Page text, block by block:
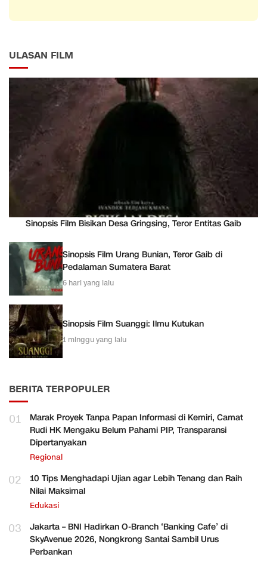
ULASAN FILM
Sinopsis Film Bisikan Desa Gringsing, Teror Entitas Gaib
Sinopsis Film Urang Bunian, Teror Gaib di
Pedalaman Sumatera Barat
6 hari yang lalu
Sinopsis Film Suanggi: Ilmu Kutukan
1 minggu yang lalu
BERITA TERPOPULER
01
Marak Proyek Tanpa Papan Informasi di Kemiri, Camat
Rudi HK Mengaku Belum Pahami PIP, Transparansi
Dipertanyakan
Regional
02
10 Tips Menghadapi Ujian agar Lebih Tenang dan Raih
Nilai Maksimal
Edukasi
03
Jakarta – BNI Hadirkan O-Branch ‘Banking Cafe’ di
SkyAvenue 2026, Nongkrong Santai Sambil Urus
Perbankan